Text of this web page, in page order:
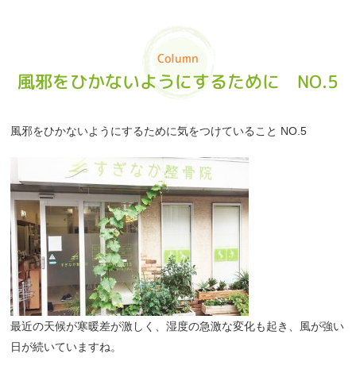
Column
風邪をひかないようにするために NO.5
風邪をひかないようにするために気をつけていること NO.5
最近の天候が寒暖差が激しく、湿度の急激な変化も起き、風が強い
日が続いていますね。